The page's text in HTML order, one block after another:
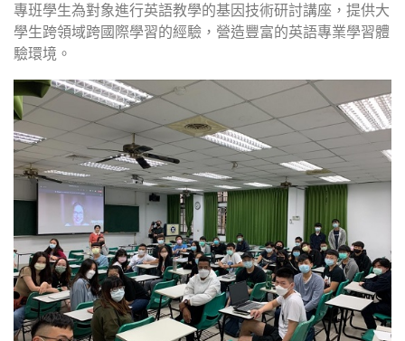
專班學生為對象進行英語教學的基因技術研討講座，提供大
學生跨領域跨國際學習的經驗，營造豐富的英語專業學習體
驗環境。